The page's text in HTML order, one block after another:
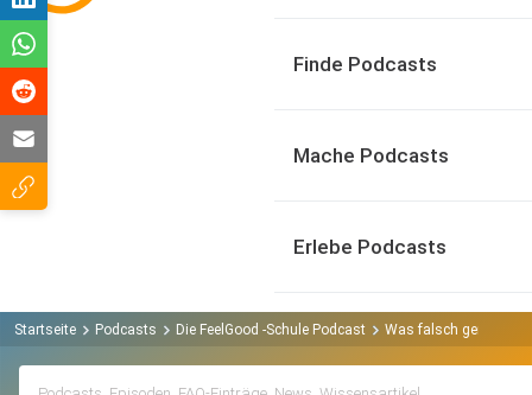
Finde Podcasts
Mache Podcasts
Erlebe Podcasts
Startseite Podcasts Die FeelGood -Schule Podcast Was falsch gemacht?